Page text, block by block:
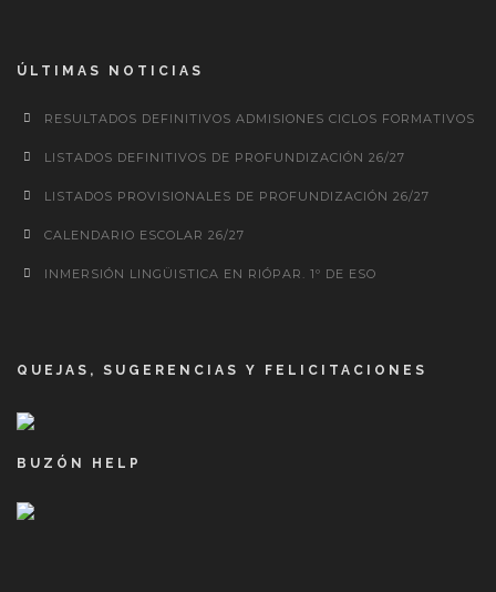
ÚLTIMAS NOTICIAS
RESULTADOS DEFINITIVOS ADMISIONES CICLOS FORMATIVOS
LISTADOS DEFINITIVOS DE PROFUNDIZACIÓN 26/27
LISTADOS PROVISIONALES DE PROFUNDIZACIÓN 26/27
CALENDARIO ESCOLAR 26/27
INMERSIÓN LINGÜISTICA EN RIÓPAR. 1º DE ESO
QUEJAS, SUGERENCIAS Y FELICITACIONES
BUZÓN HELP